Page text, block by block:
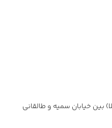
بین خیابان سمیه و طالقانی